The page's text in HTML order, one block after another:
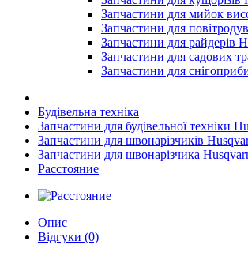
Запчастини для мийок
Запчастини для
Запчастини для райдерів
Запчастини для садових
Запчастини для
Будівельна техніка
Запчастини для будівельної техніки
Запчастини для швонарізчиків
Запчастини для швонарізчика
Расстояние
Опис
Відгуки (0)